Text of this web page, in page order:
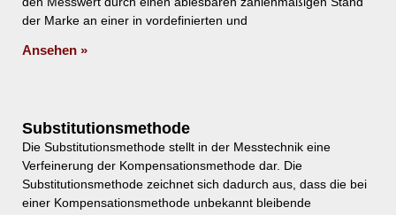
der Marke an einer in vordefinierten und
Ansehen »
Substitutionsmethode
Die Substitutionsmethode stellt in der Messtechnik eine
Verfeinerung der Kompensationsmethode dar. Die
Substitutionsmethode zeichnet sich dadurch aus, dass die bei
einer Kompensationsmethode unbekannt bleibende